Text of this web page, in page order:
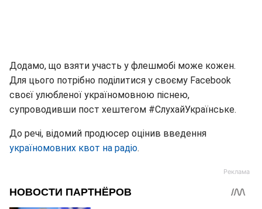
Додамо, що взяти участь у флешмобі може кожен.
Для цього потрібно поділитися у своєму Facebook
своєї улюбленої україномовною піснею,
супроводивши пост хештегом #СлухайУкраїнське.
До речі, відомий продюсер оцінив введення
україномовних квот на радіо.